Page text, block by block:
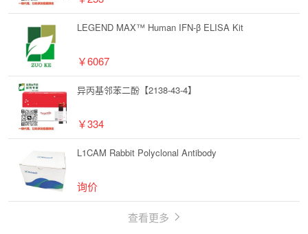
LEGEND MAX™ Human IFN-β ELISA Kit
￥6067
异丙基邻苯二酚【2138-43-4】
￥334
L1CAM Rabbit Polyclonal Antibody
询价
查看更多